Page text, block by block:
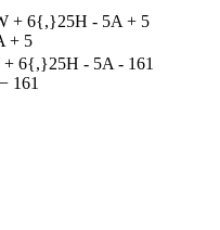
+ 6{,}25H - 5A + 5
+ 5
6{,}25H - 5A - 161
− 161